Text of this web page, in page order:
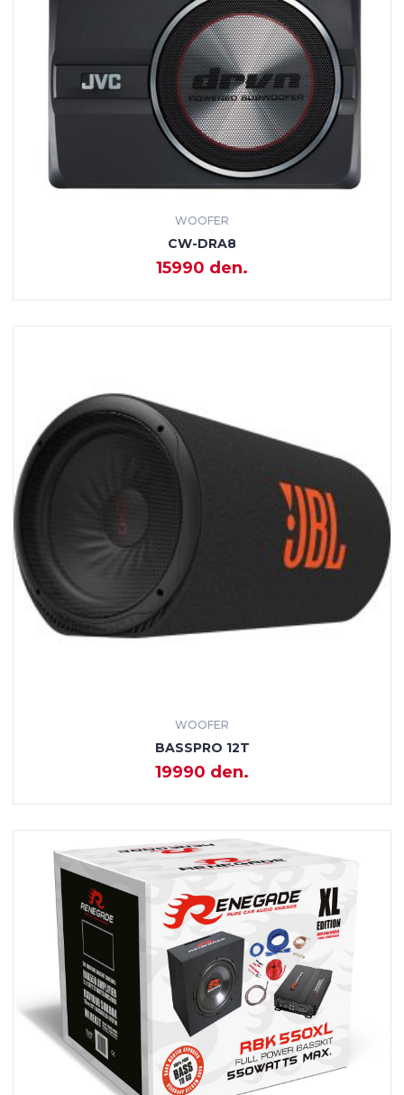
WOOFER
CW-DRA8
15990 den.
WOOFER
BASSPRO 12T
19990 den.